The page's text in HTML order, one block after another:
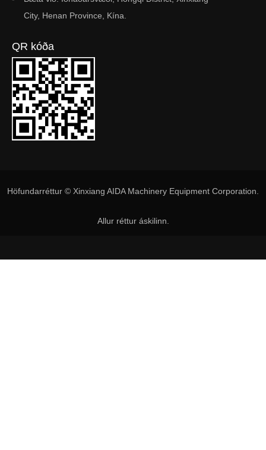
City, Henan Province, Kína.
QR kóða
Höfundarréttur © Xinxiang AIDA Machinery Equipment Corporation.
Allur réttur áskilinn.